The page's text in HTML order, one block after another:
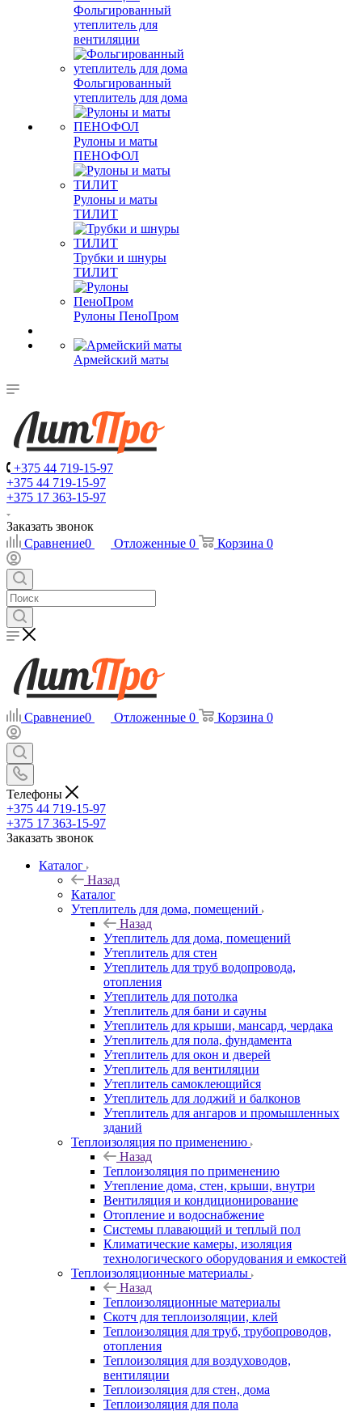
Фольгированный
утеплитель для
вентиляции
Фольгированный
утеплитель для дома
Рулоны и маты
ПЕНОФОЛ
Рулоны и маты
ТИЛИТ
Трубки и шнуры
ТИЛИТ
Рулоны ПеноПром
Армейский маты
+375 44 719-15-97
+375 44 719-15-97
+375 17 363-15-97
Заказать звонок
Сравнение0 Отложенные 0 Корзина 0
Сравнение0 Отложенные 0 Корзина 0
Телефоны
+375 44 719-15-97
+375 17 363-15-97
Заказать звонок
Каталог
Назад
Каталог
Утеплитель для дома, помещений
Назад
Утеплитель для дома, помещений
Утеплитель для стен
Утеплитель для труб водопровода,
отопления
Утеплитель для потолка
Утеплитель для бани и сауны
Утеплитель для крыши, мансард, чердака
Утеплитель для пола, фундамента
Утеплитель для окон и дверей
Утеплитель для вентиляции
Утеплитель самоклеющийся
Утеплитель для лоджий и балконов
Утеплитель для ангаров и промышленных
зданий
Теплоизоляция по применению
Назад
Теплоизоляция по применению
Утепление дома, стен, крыши, внутри
Вентиляция и кондиционирование
Отопление и водоснабжение
Системы плавающий и теплый пол
Климатические камеры, изоляция
технологического оборудования и емкостей
Теплоизоляционные материалы
Назад
Теплоизоляционные материалы
Скотч для теплоизоляции, клей
Теплоизоляция для труб, трубопроводов,
отопления
Теплоизоляция для воздуховодов,
вентиляции
Теплоизоляция для стен, дома
Теплоизоляция для пола